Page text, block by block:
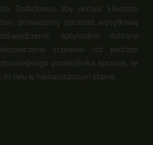
Dodatkowo, aby ułatwić klientom
prowadzimy sprzedaż wysyłkową
optymalnie dobrane
krzewów róż podczas
przewoźnika sprawia, że
celu w nienaruszonym stanie.